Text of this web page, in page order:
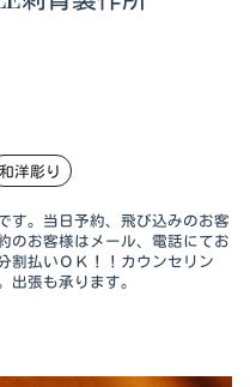
和洋彫り
す。当日予約、飛び込みのお客
のお客様はメール、電話にてお
割払いＯＫ！！カウンセリン
張も承ります。